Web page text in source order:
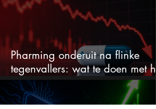
Pharming onderuit na flinke
tegenvallers: wat te doen met
aandeel?